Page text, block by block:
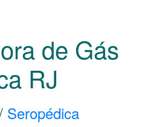
de Gás
RJ
Seropédica